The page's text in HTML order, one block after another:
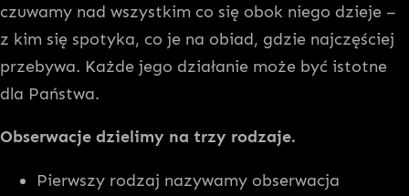
czuwamy nad wszystkim co się obok niego dzieje –
z kim się spotyka, co je na obiad, gdzie najczęściej
przebywa. Każde jego działanie może być istotne
dla Państwa.
Obserwacje dzielimy na trzy rodzaje.
Pierwszy rodzaj nazywamy obserwacja